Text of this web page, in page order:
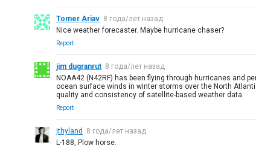
Tomer Ariav 8 года/лет назад
Nice weather forecaster. Maybe hurricane chaser?
Report
jim dugranrut 8 года/лет назад
NOAA42 (N42RF) has been flying through hurricanes and
ocean surface winds in winter storms over the North
quality and consistency of satellite-based weather data.
Report
jthyland
8 года/лет назад
L-188, Plow horse.